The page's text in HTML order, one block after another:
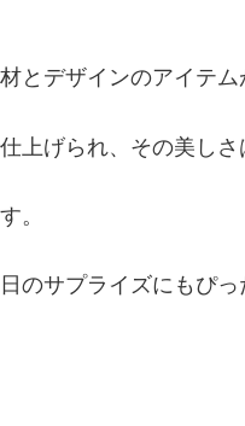
とデザインのアイテム
上げられ、その美しさ
。
のサプライズにもぴっ